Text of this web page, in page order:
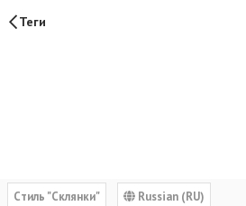
Теги
Cтиль "Склянки" Russian (RU)